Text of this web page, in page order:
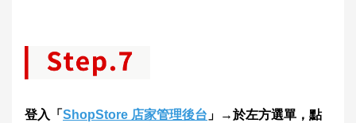
登入「 ShopStore 店家管理後台 」→於左方選單，點